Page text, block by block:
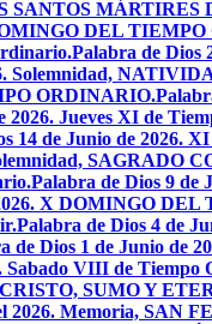
SANTOS
DEL
Palabra de Dios
Solemnidad,
ORDINARIO.
2026. Jueves XI de
14 de Junio de
SAGRADO
Palabra de Dios 9 de
X DOMINGO
Palabra de Dios 4 de
de Dios 1 de Junio de
Sabado VIII de Tiempo
SUMO Y
2026. Memoria, SAN